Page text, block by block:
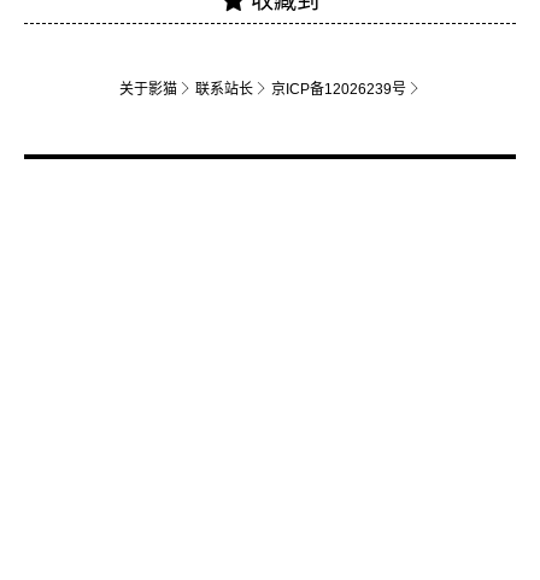
关于影猫 联系站长 京ICP备12026239号